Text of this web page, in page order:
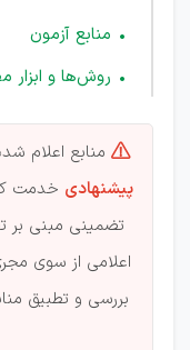
منابع آزمون
روش‌ها و ابزار
 منابع اعلام
پیشنهادی خدمت
تضمینی مبنی بر
اعلامی از سوی
بررسی و تطبیق